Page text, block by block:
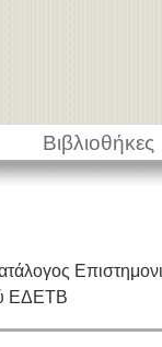
Βιβλιοθήκες
ΕΔΕΤΒ